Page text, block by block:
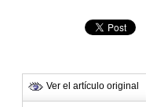
Ver el artículo original